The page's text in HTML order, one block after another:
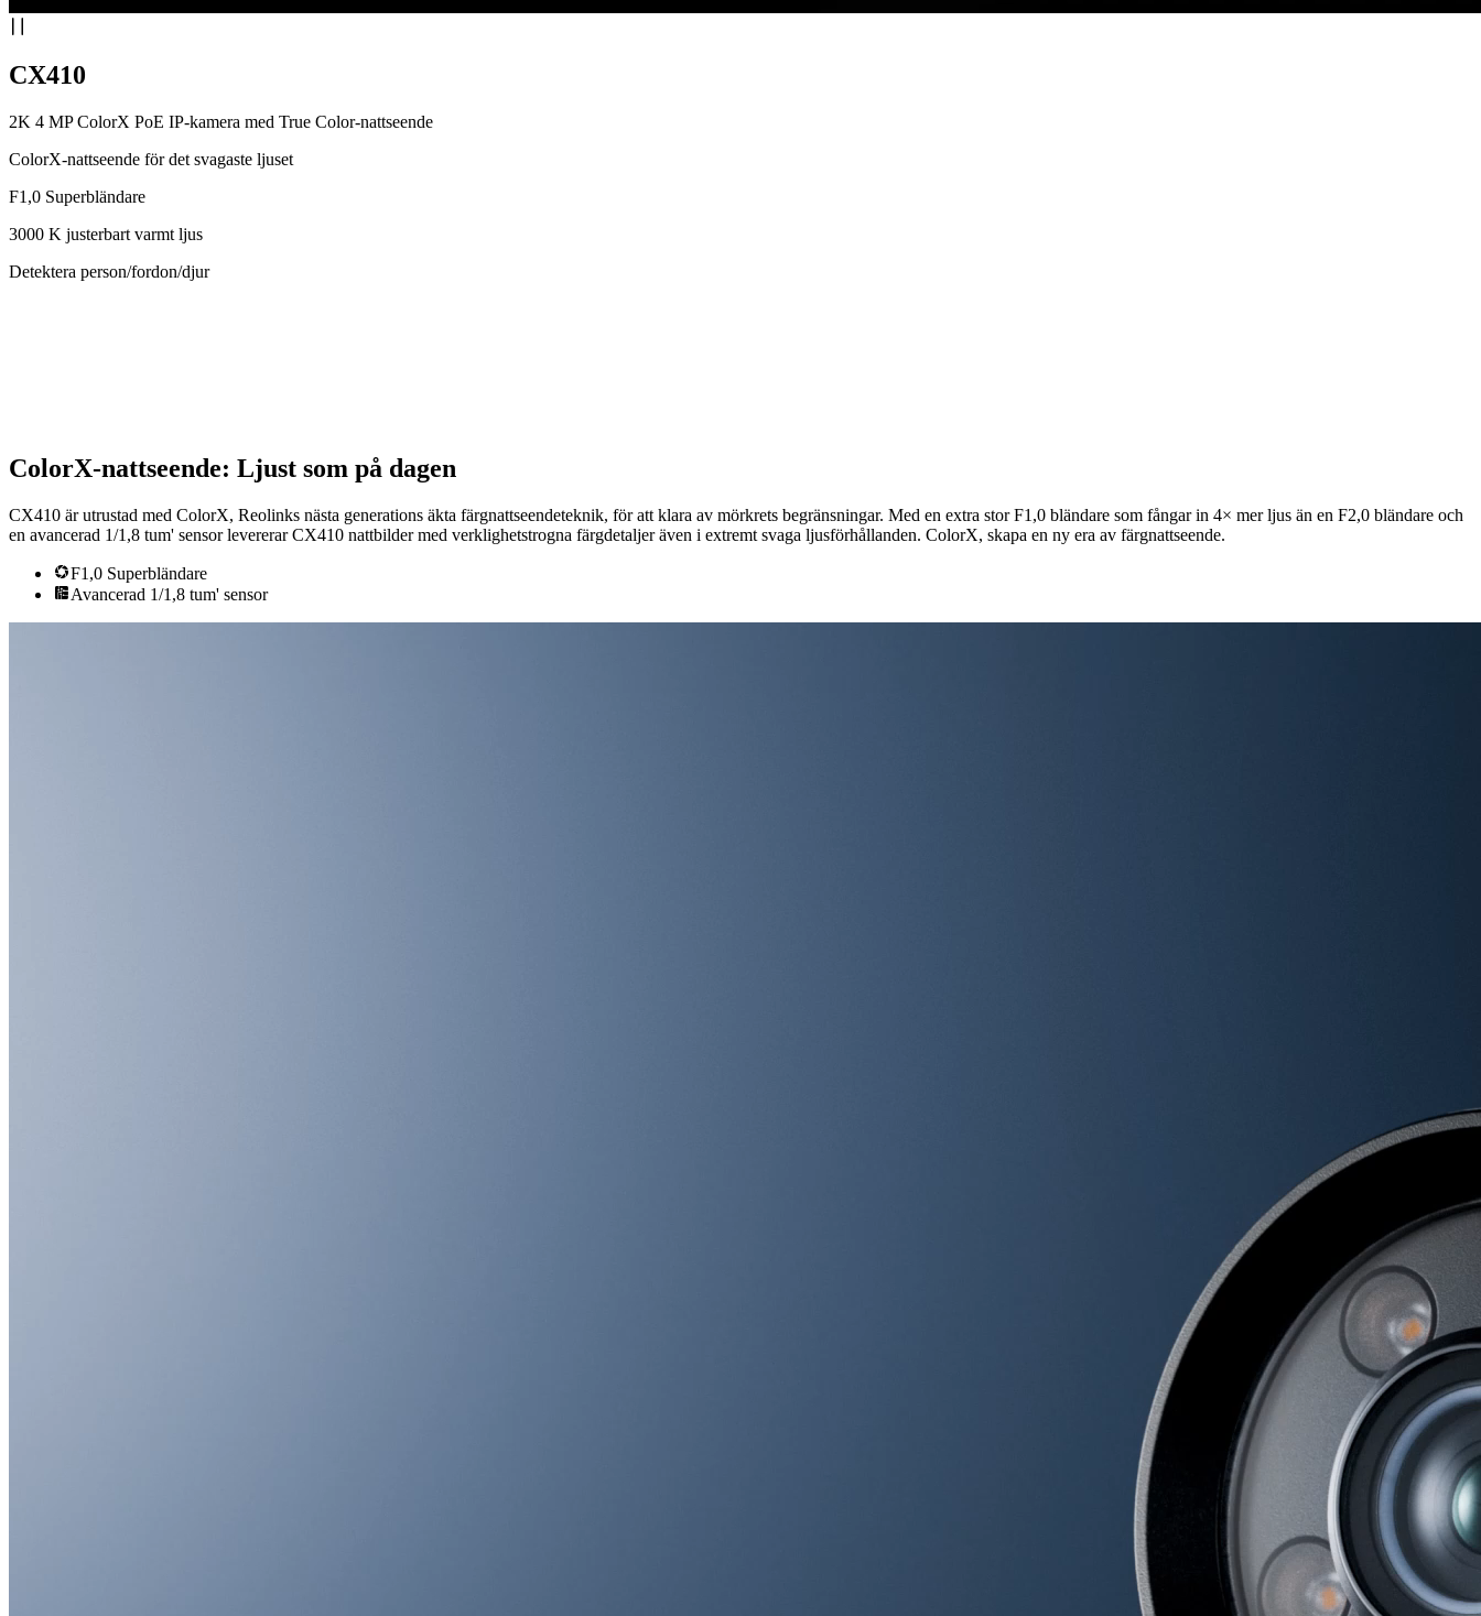
CX410
2K 4 MP ColorX PoE IP-kamera med True Color-nattseende
ColorX-nattseende för det svagaste ljuset
F1,0 Superbländare
3000 K justerbart varmt ljus
Detektera person/fordon/djur
ColorX-nattseende: Ljust som på dagen
CX410 är utrustad med ColorX, Reolinks nästa generations äkta färgnattseendeteknik, för att klara av mörkrets begränsningar. Med en extra stor F1,0 bländare som fångar in 4× mer ljus än en F2,0 bländare och
en avancerad 1/1,8 tum' sensor levererar CX410 nattbilder med verklighetstrogna färgdetaljer även i extremt svaga ljusförhållanden. ColorX, skapa en ny era av färgnattseende.
F1,0 Superbländare
Avancerad 1/1,8 tum' sensor